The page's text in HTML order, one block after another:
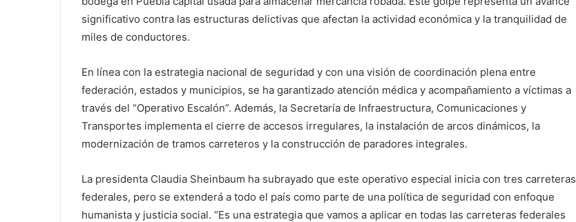
significativo contra las estructuras delictivas que afectan la actividad económica y la tranquilidad de
miles de conductores.
En línea con la estrategia nacional de seguridad y con una visión de coordinación plena entre
federación, estados y municipios, se ha garantizado atención médica y acompañamiento a víctimas a
través del “Operativo Escalón”. Además, la Secretaría de Infraestructura, Comunicaciones y
Transportes implementa el cierre de accesos irregulares, la instalación de arcos dinámicos, la
modernización de tramos carreteros y la construcción de paradores integrales.
La presidenta Claudia Sheinbaum ha subrayado que este operativo especial inicia con tres carreteras
federales, pero se extenderá a todo el país como parte de una política de seguridad con enfoque
humanista y justicia social. “Es una estrategia que vamos a aplicar en todas las carreteras federales